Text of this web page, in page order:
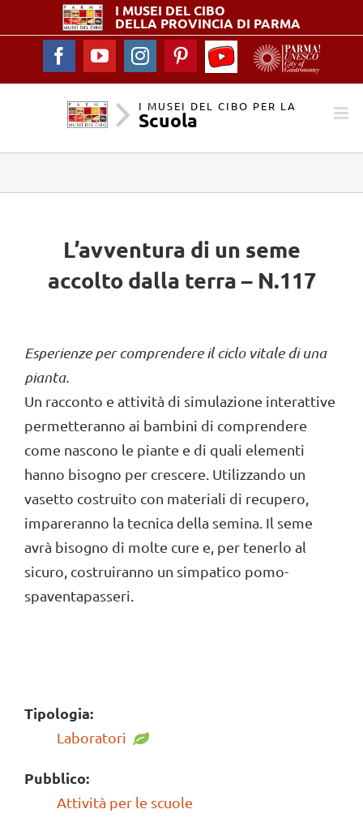
I MUSEI DELCIBO
DELLA PROVINCIA DI PARMA
FacebookYouTubeInstagramPinterest
YouTube
-
I
Musei
per
Scuola
I MUSEI DEL CIBO PER LA
Scuola
L’avventura di un seme
accolto dalla terra – N.117
Esperienze per comprendere il ciclo vitale di una
pianta.
Un racconto e attività di simulazione interattive
permetteranno ai bambini di comprendere
come nascono le piante e di quali elementi
hanno bisogno per crescere. Utilizzando un
vasetto costruito con materiali di recupero,
impareranno la tecnica della semina. Il seme
avrà bisogno di molte cure e, per tenerlo al
sicuro, costruiranno un simpatico pomo-
spaventapasseri.
Tipologia:
Laboratori
Pubblico:
Attività per le scuole